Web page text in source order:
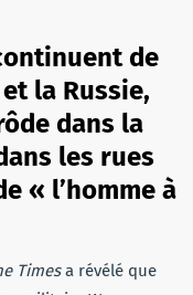
de
la Russie,
dans la
les rues
« l’homme à
Timesa révélé que